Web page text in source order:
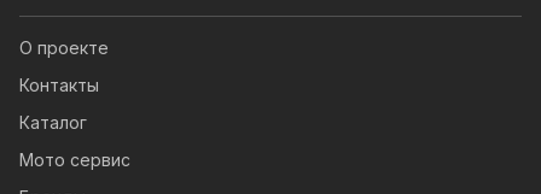
О проекте
Контакты
Каталог
Мото сервис